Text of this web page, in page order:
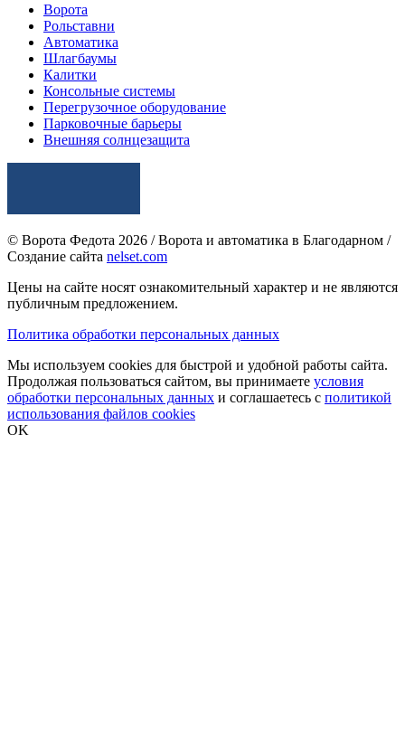
Ворота
Рольставни
Автоматика
Шлагбаумы
Калитки
Консольные системы
Перегрузочное оборудование
Парковочные барьеры
Внешняя солнцезащита
© Ворота Федота 2026 / Ворота и автоматика в Благодарном /
Создание сайта nelset.com
Цены на сайте носят ознакомительный характер и не являются
публичным предложением.
Политика обработки персональных данных
Мы используем cookies для быстрой и удобной работы сайта.
Продолжая пользоваться сайтом, вы принимаете условия
обработки персональных данных и соглашаетесь с политикой
использования файлов cookies
OK